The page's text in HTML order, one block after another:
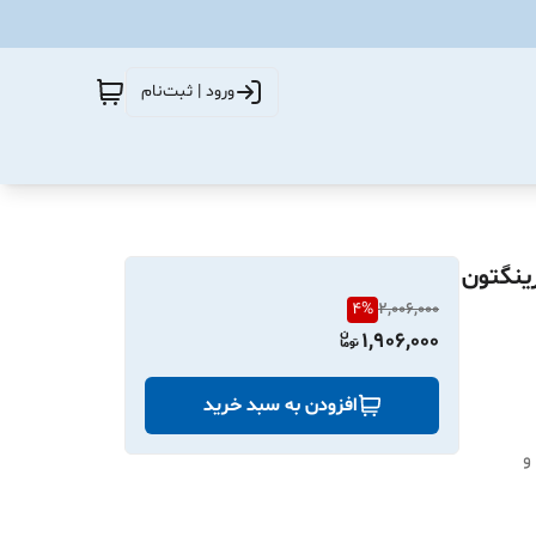
ورود | ثبت‌نام
206 تیپ 5 برند هرینگتون
مناسب برای خودروی های پژو 206 تیپ 5 ، 207 ، رانا ، H30 ، پارسTU5 و
2,006,000
4%
1,906,000
افزودن به سبد خرید